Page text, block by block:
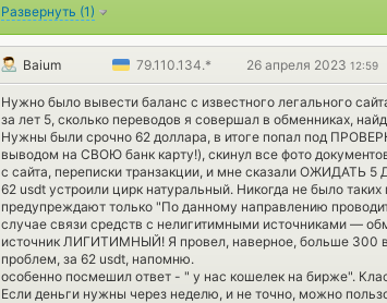
Развернуть (1)
Baium 79.110.134.* 26 апреля 2023 12:59
Нужно было вывести баланс с известного легального
за лет 5, сколько переводов я совершал в обменниках,
Нужны были срочно 62 доллара, в итоге попал под
выводом на СВОЮ банк карту!), скинул все фото
с сайта, переписки транзакции, и мне сказали ОЖИДАТЬ
62 usdt устроили цирк натуральный. Никогда не было
предупреждают только "По данному направлению
случае связи средств с нелигитимными источниками —
источник ЛИГИТИМНЫЙ! Я провел, наверное, больше 300
проблем, за 62 usdt, напомню.
особенно посмешил ответ - " у нас кошелек на бирже".
Если деньги нужны через неделю, и не точно, можно